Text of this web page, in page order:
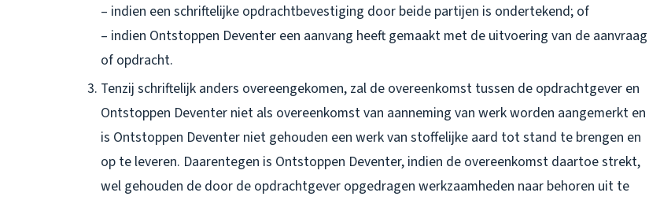
– indien een schriftelijke opdrachtbevestiging door beide partijen is ondertekend; of
– indien Ontstoppen Deventer een aanvang heeft gemaakt met de uitvoering van de aanvraag
of opdracht.
Tenzij schriftelijk anders overeengekomen, zal de overeenkomst tussen de opdrachtgever en
Ontstoppen Deventer niet als overeenkomst van aanneming van werk worden aangemerkt en
is Ontstoppen Deventer niet gehouden een werk van stoffelijke aard tot stand te brengen en
op te leveren. Daarentegen is Ontstoppen Deventer, indien de overeenkomst daartoe strekt,
wel gehouden de door de opdrachtgever opgedragen werkzaamheden naar behoren uit te